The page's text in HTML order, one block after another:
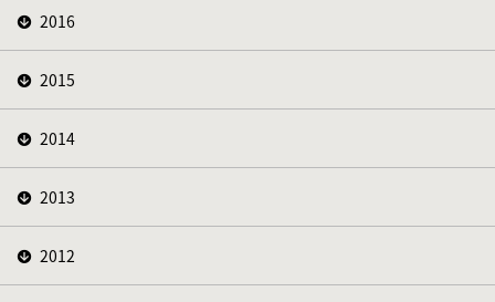
2016
2015
2014
2013
2012